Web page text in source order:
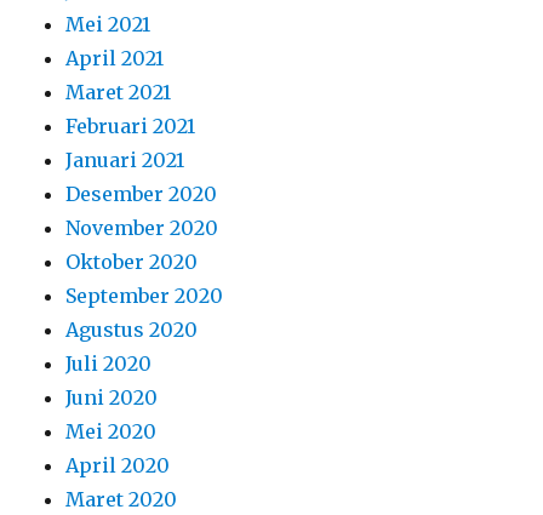
Mei 2021
April 2021
Maret 2021
Februari 2021
Januari 2021
Desember 2020
November 2020
Oktober 2020
September 2020
Agustus 2020
Juli 2020
Juni 2020
Mei 2020
April 2020
Maret 2020